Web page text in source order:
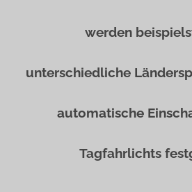
werden
unterschiedliche
automatische
Tagfahrlichts